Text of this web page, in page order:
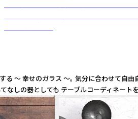
のガラス ～。 気分に合わせて
しても テーブルコーディネート